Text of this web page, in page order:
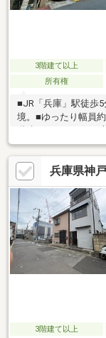
3階建て以上
所有権
■JR「兵庫」駅徒歩
境。■ゆったり幅員
階建て、7DK＋4Sの
ゲストハウスとして
歴有。■屋根付き車
わせくださいませ！
庫中学校…徒歩9分・
も園…徒歩8分・関
徒歩9分・サンディ
分
兵庫県神
3階建て以上